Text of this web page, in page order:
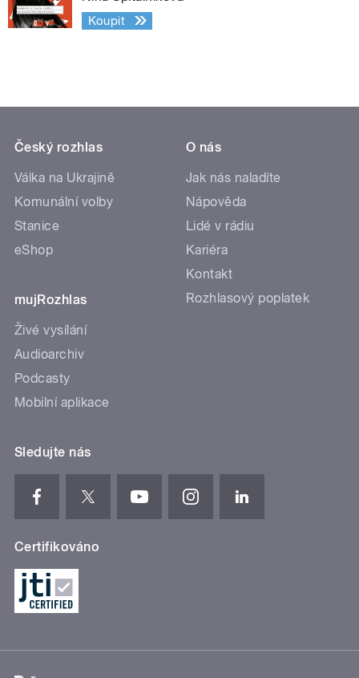
Koupit
Český rozhlas
Válka na Ukrajině
Komunální volby
Stanice
eShop
mujRozhlas
Živé vysílání
Audioarchiv
Podcasty
Mobilní aplikace
O nás
Jak nás naladíte
Nápověda
Lidé v rádiu
Kariéra
Kontakt
Rozhlasový poplatek
Sledujte nás
Certifikováno